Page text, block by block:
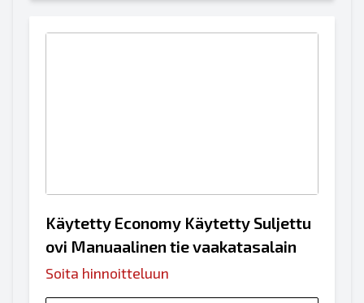
Käytetty Economy Käytetty Suljettu
ovi Manuaalinen tie vaakatasalain
Soita hinnoitteluun